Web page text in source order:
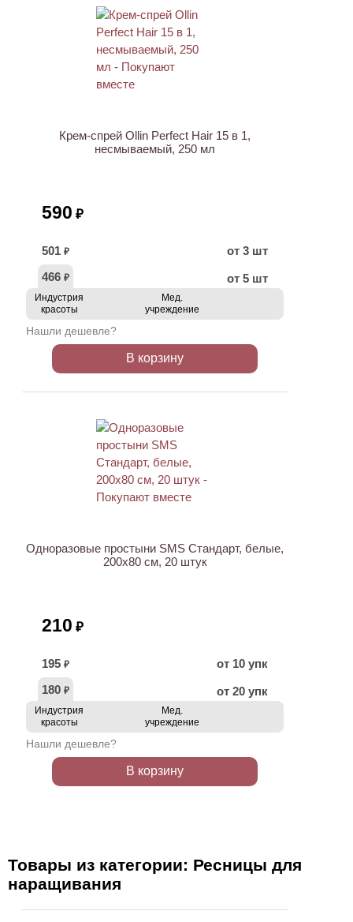
Крем-спрей Ollin Perfect Hair 15 в 1,
несмываемый, 250 мл
590 ₽
501 ₽
от 3 шт
466 ₽ от 5 шт
Индустрия
красоты
Мед.
учреждение
Нашли дешевле?
В корзину
Одноразовые простыни SMS Стандарт, белые,
200х80 см, 20 штук
210 ₽
195 ₽
от 10 упк
180 ₽ от 20 упк
Индустрия
красоты
Мед.
учреждение
Нашли дешевле?
В корзину
Товары из категории: Ресницы для
наращивания